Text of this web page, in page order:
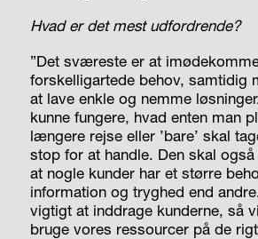
Hvad er det mest udfordrende?
”Det sværeste er at
forskelligartede behov, samtidig
at lave enkle og nemme
kunne fungere, hvad enten man
længere rejse eller ’bare’ skal
stop for at handle. Den skal
at nogle kunder har et større
information og tryghed end
vigtigt at inddrage kunderne, så
bruge vores ressourcer på de